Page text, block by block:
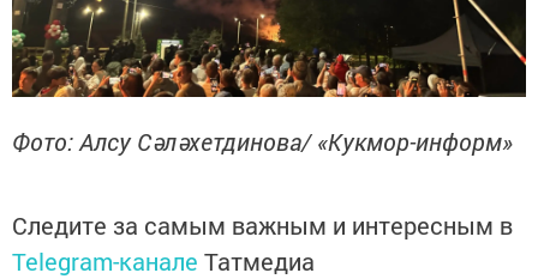
Фото: Алсу Сәләхетдинова/ «Кукмор-информ»
Следите за самым важным и интересным в
Telegram-канале Татмедиа